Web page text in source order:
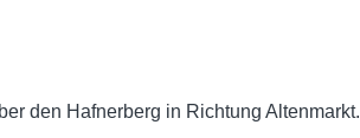
den Hafnerberg in Richtung Altenmarkt.